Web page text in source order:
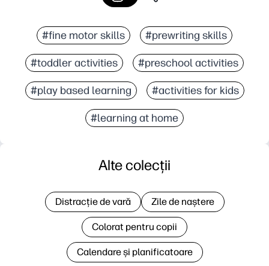
#fine motor skills #prewriting skills
#toddler activities #preschool activities
#play based learning #activities for kids
#learning at home
Alte colecții
Distracție de vară Zile de naștere
Colorat pentru copii
Calendare și planificatoare